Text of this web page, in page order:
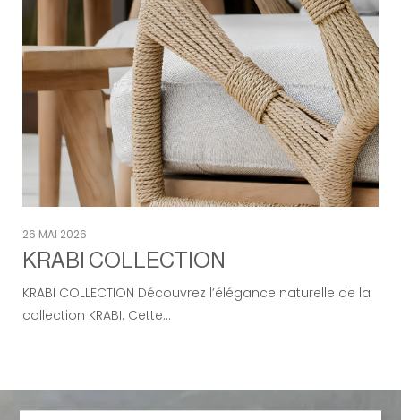
26 MAI 2026
KRABI COLLECTION
KRABI COLLECTION Découvrez l’élégance naturelle de la
collection KRABI. Cette…